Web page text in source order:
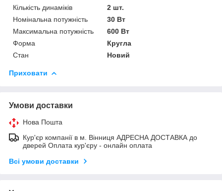
Кількість динаміків
2 шт.
Номінальна потужність
30 Вт
Максимальна потужність
600 Вт
Форма
Кругла
Стан
Новий
Приховати
Умови доставки
Нова Пошта
Кур'єр компанії в м. Вінниця АДРЕСНА ДОСТАВКА до
дверей Оплата кур'єру - онлайн оплата
Всі умови доставки